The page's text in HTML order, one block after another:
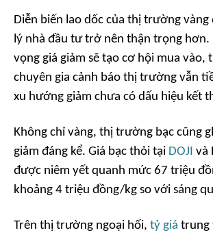
Diễn biến lao dốc của thị trường vàng
lý nhà đầu tư trở nên thận trọng
vọng giá giảm sẽ tạo cơ hội mua vào,
chuyên gia cảnh báo thị trường vẫn
xu hướng giảm chưa có dấu hiệu kết
Không chỉ vàng, thị trường bạc cũng
giảm đáng kể. Giá bạc thỏi tại DOJI và
được niêm yết quanh mức 67 triệu
khoảng 4 triệu đồng/kg so với sáng
Trên thị trường ngoại hối, tỷ giá trung